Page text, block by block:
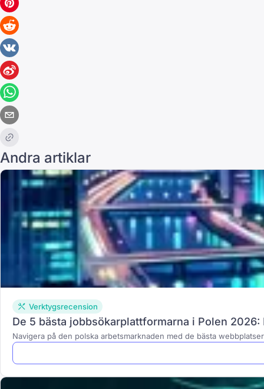
Andra artiklar
Verktygsrecension
De 5 bästa jobbsökarplattformarna i Polen
Navigera på den polska arbetsmarknaden med de bästa